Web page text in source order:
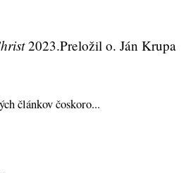
2023.Preložil o. Ján Krupa
článkov čoskoro...